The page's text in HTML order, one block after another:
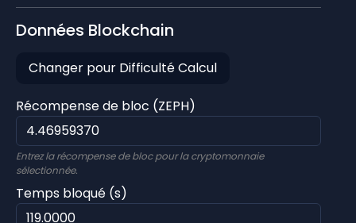
Données Blockchain
Changer pour Difficulté Calcul
Récompense de bloc (ZEPH)
Entrez la récompense de bloc pour la cryptomonnaie
sélectionnée.
Temps bloqué (s)